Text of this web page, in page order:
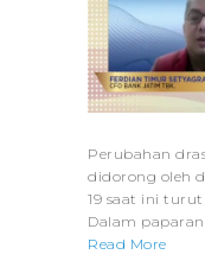
Perubahan
didorong oleh
19 saat ini
Dalam
Read More